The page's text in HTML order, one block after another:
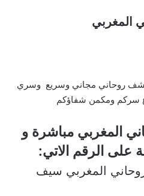
المغربي
روحاني مجاني وسريع وسري
سركم ومكمن شفاؤكم
المغربي مباشرة و
على الرقم الاتي:
المغربي سيف